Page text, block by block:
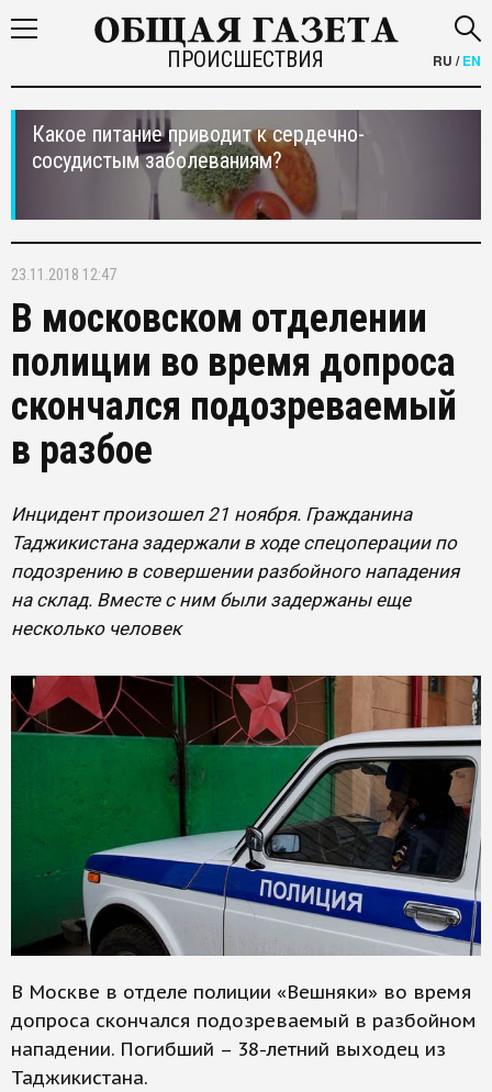
ПРОИСШЕСТВИЯ RU /EN
Какое питание приводит к сердечно-
сосудистым заболеваниям?
23.11.2018 12:47
В московском отделении
полиции во время допроса
скончался подозреваемый
в разбое
Инцидент произошел 21 ноября. Гражданина
Таджикистана задержали в ходе спецоперации по
подозрению в совершении разбойного нападения
на склад. Вместе с ним были задержаны еще
несколько человек
В Москве в отделе полиции «Вешняки» во время
допроса скончался подозреваемый в разбойном
нападении. Погибший – 38-летний выходец из
Таджикистана.